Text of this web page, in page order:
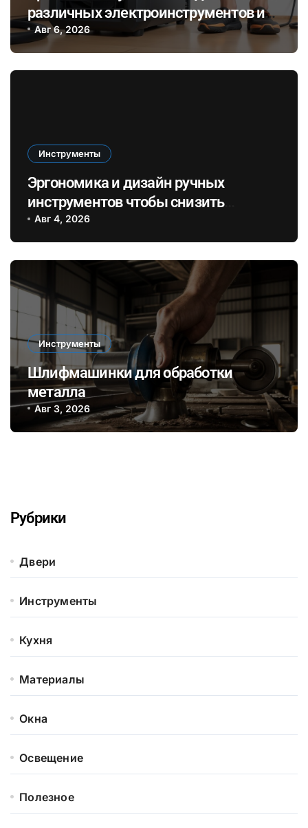
различных электроинструментов и
его влияние на здоровье при ремонте
в закрытых помещениях
Авг 6, 2026
Инструменты
Эргономика и дизайн ручных
инструментов чтобы снизить
усталость и повысить
эффективность при длительных
ремонтах
Авг 4, 2026
Инструменты
Шлифмашинки для обработки
металла
Авг 3, 2026
Рубрики
Двери
Инструменты
Кухня
Материалы
Окна
Освещение
Полезное